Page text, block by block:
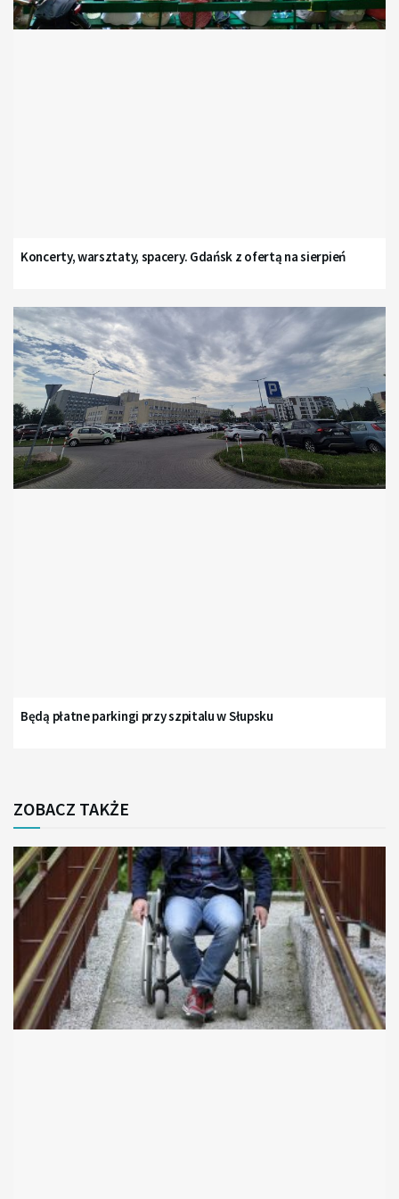
Koncerty, warsztaty, spacery. Gdańsk z ofertą na sierpień
Będą płatne parkingi przy szpitalu w Słupsku
ZOBACZ TAKŻE